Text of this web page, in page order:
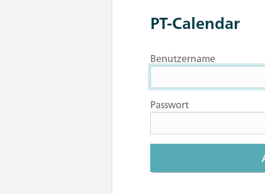
PT-Calendar
Benutzername
Passwort